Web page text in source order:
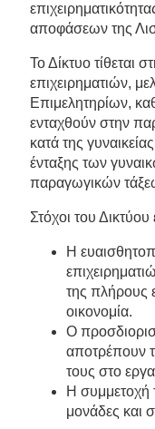
αποφάσεων της
Το Δίκτυο τίθεται
επιχειρηματιών,
Επιμελητηρίων,
ενταχθούν στην
κατά της
ένταξης των
παραγωγικών
Στόχοι του Δικτύου
Η
της πλήρους
οικονομία.
Ο
αποτρέπουν
τους στο
Η συμμετοχή
μονάδες και